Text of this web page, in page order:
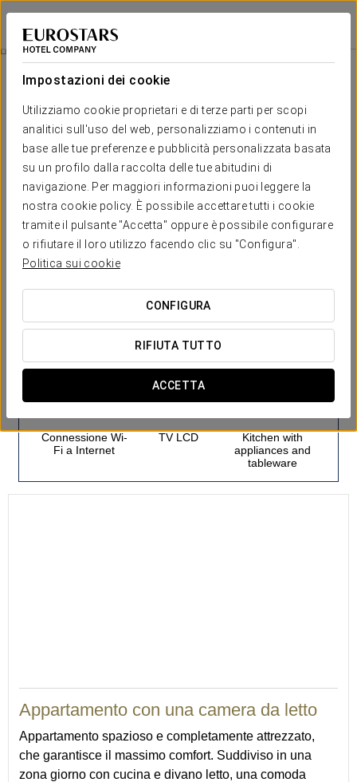
Impostazioni dei cookie
Utilizziamo cookie proprietari e di terze parti per scopi
analitici sull'uso del web, personalizziamo i contenuti in
base alle tue preferenze e pubblicità personalizzata basata
su un profilo dalla raccolta delle tue abitudini di
navigazione. Per maggiori informazioni puoi leggere la
nostra cookie policy. È possibile accettare tutti i cookie
tramite il pulsante "Accetta" oppure è possibile configurare
o rifiutare il loro utilizzo facendo clic su "Configura".
Politica sui cookie
CONFIGURA
RIFIUTA TUTTO
ACCETTA
Apartamentos El Cid
BURGOS
Appartamenti
Appartamenti
Il comfort e il riposo di cui hai
bisogno
Gli Appartamenti El Cid offrono 11 accoglienti e funzionali
sistemazioni con una o due camere da letto. Ogni unità include
un'area soggiorno, una cucina e un bagno privato. Il loro fascino è
esaltato da una vista mozzafiato sul centro storico di Burgos.
Con arredi confortevoli e servizi di alta qualità, questi
appartamenti offrono un ambiente spazioso progettato per
garantire il benessere e il relax dei loro ospiti.
SERVIZI ESCLUSIVI
Appartamenti
Connessione Wi-
Fi a Internet
TV LCD
Kitchen with
appliances and
tableware
Appartamento con una camera da letto
Appartamento spazioso e completamente attrezzato,
che garantisce il massimo comfort. Suddiviso in una
zona giorno con cucina e divano letto, una comoda